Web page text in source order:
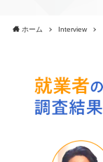
ホーム Interview